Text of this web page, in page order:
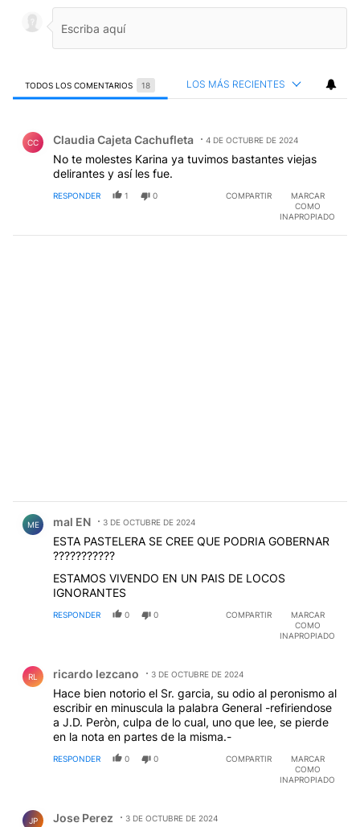
TODOS LOS COMENTARIOS 18 LOS MÁS RECIENTES
CC Claudia Cajeta Cachufleta 4 DE OCTUBRE DE 2024
No te molestes Karina ya tuvimos bastantes viejas
delirantes y así les fue.
RESPONDER 1 0 COMPARTIR
MARCAR
COMO
INAPROPIADO
ME mal EN 3 DE OCTUBRE DE 2024
ESTA PASTELERA SE CREE QUE PODRIA GOBERNAR
???????????
ESTAMOS VIVENDO EN UN PAIS DE LOCOS
IGNORANTES
RESPONDER 0 0 COMPARTIR
MARCAR
COMO
INAPROPIADO
RL ricardo lezcano 3 DE OCTUBRE DE 2024
Hace bien notorio el Sr. garcia, su odio al peronismo al
escribir en minuscula la palabra General -refiriendose
a J.D. Peròn, culpa de lo cual, uno que lee, se pierde
en la nota en partes de la misma.-
RESPONDER 0 0 COMPARTIR
MARCAR
COMO
INAPROPIADO
JP Jose Perez 3 DE OCTUBRE DE 2024